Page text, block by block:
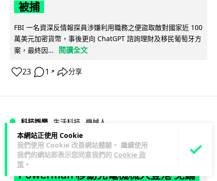
本網站正使用 Cookie
我們使用 Cookie 改善網站體驗。 繼續使用
我們的網站即表示您同意我們的 Cookie 政
策 。
被捕
FBI 一名資深反情報探員涉嫌利用職務之便盜取敵對國家近 100
萬美元加密貨幣，事後更向 ChatGPT 諮詢理財及移民葡萄牙方
案，最終因...
閱讀全文
23 1 ↗ 分享
科技娛樂 生活科技 機械人
arthur 1 日
Powerman 移動充電機械人登港 免鋪